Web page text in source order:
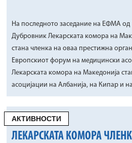
На последното заседание на ЕФМА од
Дубровник Лекарската комора на
стана членка на оваа престижна
Европскиот форум на медицински
Лекарската комора на Македонија
асоцијации на Албанија, на Кипар и
АКТИВНОСТИ
ЛЕКАРСКАТА КОМОРА